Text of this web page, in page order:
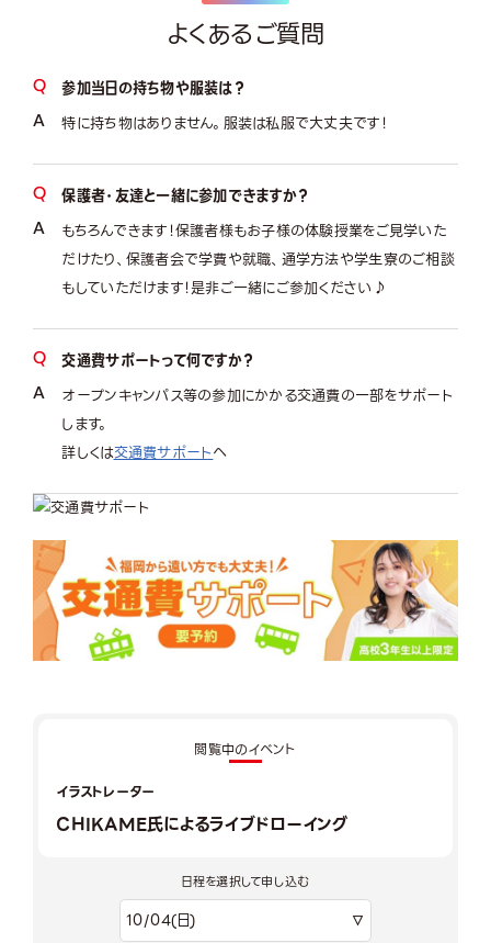
閲覧中のイベント
イラストレーター
CHIKAME氏によるライブドローイング
日程を選択して申し込む
よくあるご質問
参加当日の持ち物や服装は？
特に持ち物はありません。服装は私服で大丈夫です！
保護者・友達と一緒に参加できますか？
もちろんできます！保護者様もお子様の体験授業をご見学いた
だけたり、保護者会で学費や就職、通学方法や学生寮のご相談
もしていただけます！是非ご一緒にご参加ください♪
交通費サポートって何ですか？
オープンキャンパス等の参加にかかる交通費の一部をサポート
します。
詳しくは交通費サポートへ